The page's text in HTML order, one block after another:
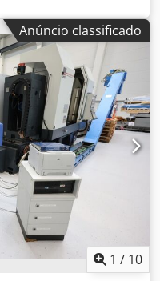
Distância entre
840D Peso da
de instalação aprox.
Siemens 840 D
de flanco único
- Ensaio de ruído
dois flancos Cedey D T
de até 6 carros
e repetibilidade -
da peça de trabalho -
por névoa
de óleo (Tipo:
Anúncio classificado
1 / 10